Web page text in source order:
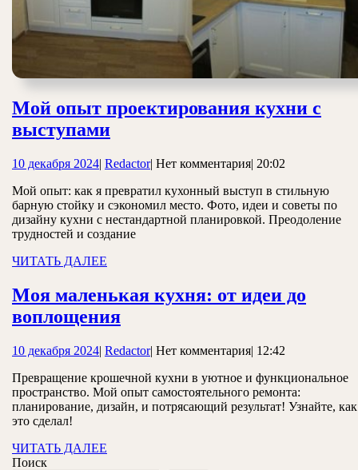
Мой опыт проектирования кухни с
выступамиМой
проектирования
кухни
с
выступами
10 декабря 202410
2024
| RedactorRedactor
| Нет комментария| 20:02
Мой опыт: как я превратил кухонный выступ в стильную
барную стойку и сэкономил место. Фото, идеи и советы по
дизайну кухни с нестандартной планировкой. Преодоление
трудностей и создание
ЧИТАТЬ ДАЛЕЕ
Моя маленькая кухня: от идеи до
воплощенияМоя
кухня:
от
идеи
10 декабря 202410
2024
| RedactorRedactor
| Нет комментария| 12:42
Превращение крошечной кухни в уютное и функциональное
пространство. Мой опыт самостоятельного ремонта:
планирование, дизайн, и потрясающий результат! Узнайте,
это сделал!
ЧИТАТЬ ДАЛЕЕ
Поиск